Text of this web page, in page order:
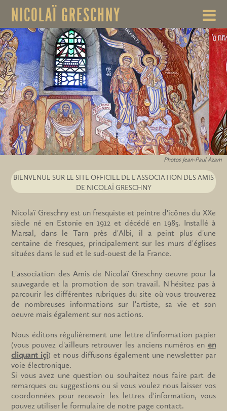
NICOLAÏ GRESCHNY
Photos Jean-Paul Azam
BIENVENUE SUR LE SITE OFFICIEL DE L'ASSOCIATION DES AMIS
DE NICOLAÏ GRESCHNY
Nicolaï Greschny est un fresquiste et peintre d'icônes du XXe
siècle né en Estonie en 1912 et décédé en 1985. Installé à
Marsal, dans le Tarn près d'Albi, il a peint plus d'une
centaine de fresques, principalement sur les murs d'églises
situées dans le sud et le sud-ouest de la France.
L'association des Amis de Nicolaï Greschny oeuvre pour la
sauvegarde et la promotion de son travail. N'hésitez pas à
parcourir les différentes rubriques du site où vous trouverez
de nombreuses informations sur l'artiste, sa vie et son
oeuvre mais également sur nos actions.
Nous éditons régulièrement une lettre d'information papier
(vous pouvez d'ailleurs retrouver les anciens numéros en en
cliquant içi) et nous diffusons également une newsletter par
voie électronique.
Si vous avez une question ou souhaitez nous faire part de
remarques ou suggestions ou si vous voulez nous laisser vos
coordonnées pour recevoir les lettres d'information, vous
pouvez utiliser le formulaire de notre page contact.